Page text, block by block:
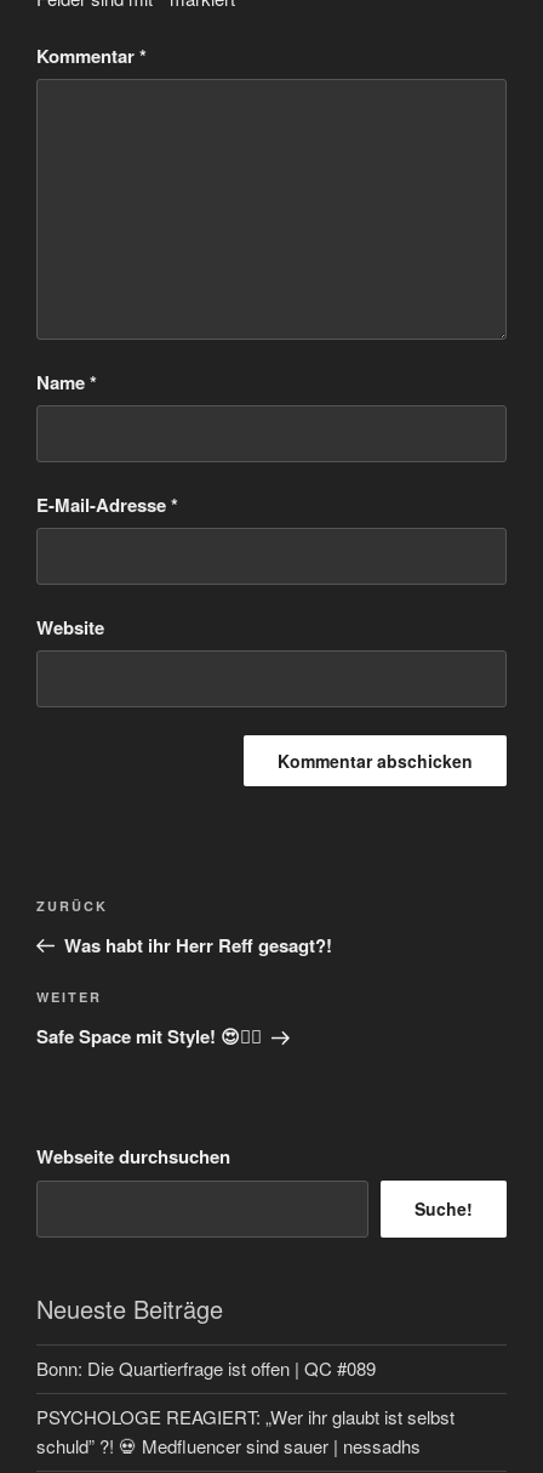
Kommentar*
Name*
E-Mail-Adresse*
Website
Beitragsnavigation
Vorheriger
Beitrag
ZURÜCK
Was habt ihr Herr Reff gesagt?!
Nächster
Beitrag
WEITER
Safe Space mit Style! 😍🏳‍🌈
Webseite durchsuchen
Suche!
Neueste Beiträge
Bonn: Die Quartierfrage ist offen | QC #089
PSYCHOLOGE REAGIERT: „Wer ihr glaubt ist selbst
schuld” ?! 💀 Medfluencer sind sauer | nessadhs